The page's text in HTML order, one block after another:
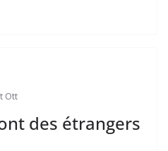
Ott
des étrangers